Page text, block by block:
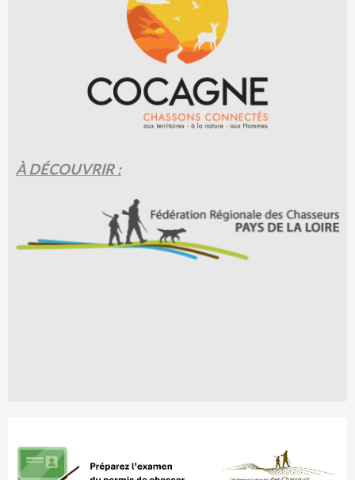
À DÉCOUVRIR :